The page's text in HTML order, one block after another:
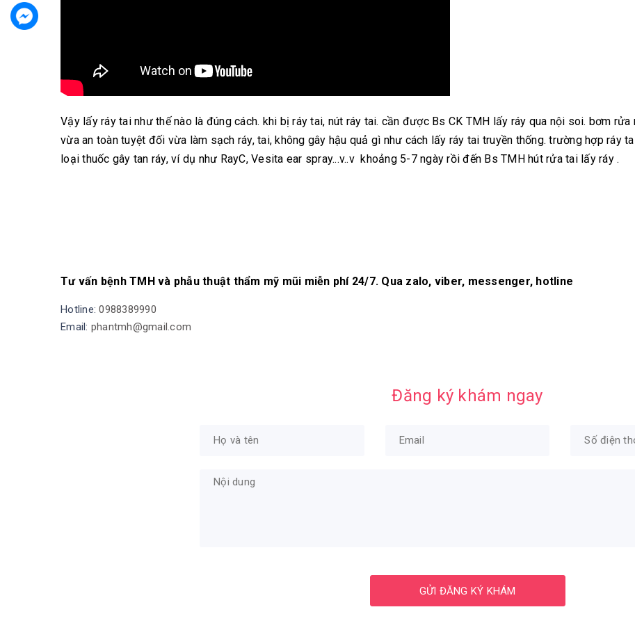
Vậy lấy ráy tai như thế nào là đúng cách. khi bị ráy tai, nút ráy tai. cần được Bs CK TMH lấy ráy qua nội soi. bơm
vừa an toàn tuyệt đối vừa làm sạch ráy, tai, không gây hậu quả gì như cách lấy ráy tai truyền thống. trường hợp ráy
loại thuốc gây tan ráy, ví dụ như RayC, Vesita ear spray...v..v khoảng 5-7 ngày rồi đến Bs TMH hút rửa tai lấy ráy .
Tư vấn bệnh TMH và phẫu thuật thẩm mỹ mũi miễn phí 24/7. Qua zalo, viber, messenger, hotline
Hotline:0988389990
Email: phantmh@gmail.com
Đăng ký khám ngay
GỬI ĐĂNG KÝ KHÁM